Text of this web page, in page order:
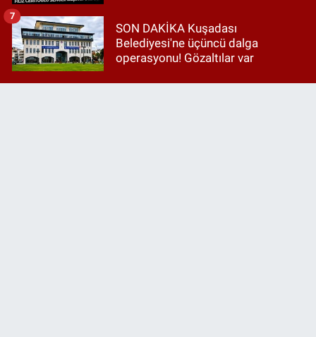
SON DAKİKA Kuşadası
Belediyesi'ne üçüncü dalga
operasyonu! Gözaltılar var
7